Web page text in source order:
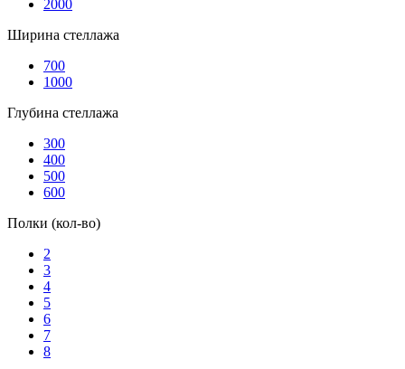
2000
Ширина стеллажа
700
1000
Глубина стеллажа
300
400
500
600
Полки (кол-во)
2
3
4
5
6
7
8